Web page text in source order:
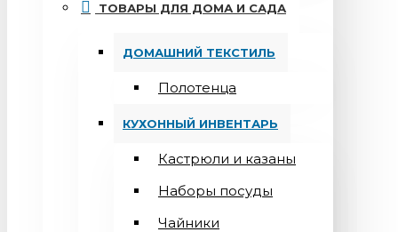
ТОВАРЫ ДЛЯ ДОМА И САДА
ДОМАШНИЙ ТЕКСТИЛЬ
Полотенца
КУХОННЫЙ ИНВЕНТАРЬ
Кастрюли и казаны
Наборы посуды
Чайники